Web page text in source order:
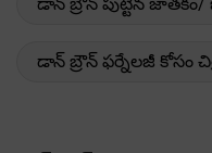
డాన్ బ్రౌన్ ఫర్నేలజీ కోసం